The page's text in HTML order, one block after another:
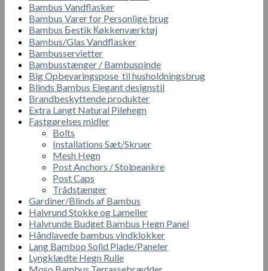
Bambus Vandflasker
Bambus Varer for Personlige brug
Bambus Бestik Кøkkenværktøj
Bambus/Glas Vandflasker
Bambusservietter
Bambusstænger / Bambuspinde
Big Opbevaringspose til husholdningsbrug
Blinds Bambus Elegant designstil
Brandbeskyttende produkter
Extra Langt Natural Pilehegn
Fastgørelses midler
Bolts
Installations Sæt/Skruer
Mesh Hegn
Post Anchors / Stolpeankre
Post Caps
Trådstænger
Gardiner/Blinds af Bambus
Halvrund Stokke og Lameller
Halvrunde Budget Bambus Hegn Panel
Håndlavede bambus vindklokker
Lang Bamboo Solid Plade/Paneler
Lyngklædte Hegn Rulle
Moso Bambus Terrassebrædder